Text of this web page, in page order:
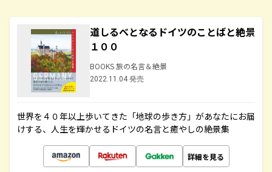
道しるべとなるドイツのことばと絶景
１００
BOOKS 旅の名言＆絶景
2022.11.04 発売
世界を４０年以上歩いてきた「地球の歩き方」があなたにお届
けする、人生を輝かせるドイツの名言と癒やしの絶景集
詳細を見る